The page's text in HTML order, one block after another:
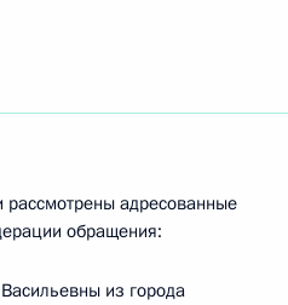
адресованные
обращения:
из города